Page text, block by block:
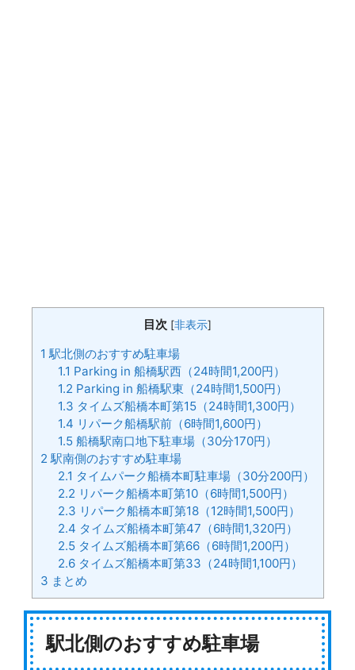
目次 [非表示]
1 駅北側のおすすめ駐車場
1.1 Parking in 船橋駅西（24時間1,200円）
1.2 Parking in 船橋駅東（24時間1,500円）
1.3 タイムズ船橋本町第15（24時間1,300円）
1.4 リパーク船橋駅前（6時間1,600円）
1.5 船橋駅南口地下駐車場（30分170円）
2 駅南側のおすすめ駐車場
2.1 タイムパーク船橋本町駐車場（30分200円）
2.2 リパーク船橋本町第10（6時間1,500円）
2.3 リパーク船橋本町第18（12時間1,500円）
2.4 タイムズ船橋本町第47（6時間1,320円）
2.5 タイムズ船橋本町第66（6時間1,200円）
2.6 タイムズ船橋本町第33（24時間1,100円）
3 まとめ
駅北側のおすすめ駐車場